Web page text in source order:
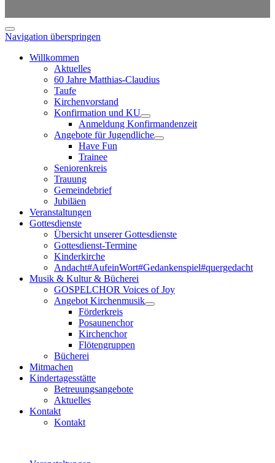
Navigation überspringen
Willkommen
Aktuelles
60 Jahre Matthias-Claudius
Taufe
Kirchenvorstand
Konfirmation und KU
Anmeldung Konfirmandenzeit
Angebote für Jugendliche
Have Fun
Trainee
Seniorenkreis
Trauung
Gemeindebrief
Jubiläen
Veranstaltungen
Gottesdienste
Übersicht unserer Gottesdienste
Gottesdienst-Termine
Kinderkirche
Andacht#AufeinWort#Gedankenspiel#quergedacht
Musik & Kultur & Bücherei
GOSPELCHOR Voices of Joy
Angebot Kirchenmusik
Förderkreis
Posaunenchor
Kirchenchor
Flötengruppen
Bücherei
Mitmachen
Kindertagesstätte
Betreuungsangebote
Aktuelles
Kontakt
Kontakt